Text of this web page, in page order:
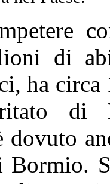
di
ha
di
dovuto
Bormio.